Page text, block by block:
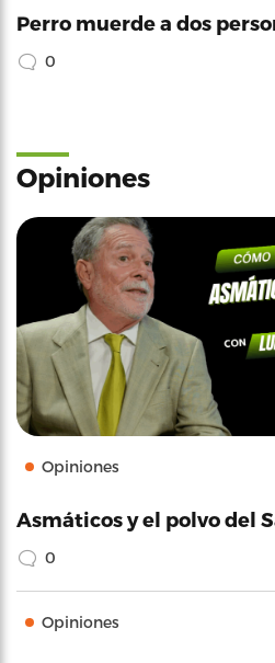
Perro muerde a dos
0
Opiniones
Opiniones
Asmáticos y el polvo del
0
Opiniones